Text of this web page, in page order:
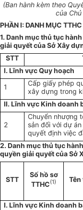
(Ban hành kèm theo
của
PHẦN I: DANH MỤC
1. Danh mục thủ tục
giải quyết của Sở Xây
STT
I. Lĩnh vực Quy hoạch
1
Cấp giấy phép
xây dựng trong
II. Lĩnh vựcKinh doanh
2
Chuyển nhượng
sản đối với dự
quyết định việc
2. Danh mục thủ tục
quyền giải quyết của Sở
STT
Số hồ sơ
TTHC(1)
I. Lĩnh vực Kinh doanh